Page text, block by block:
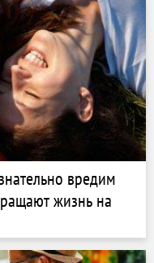
вредим
жизнь на